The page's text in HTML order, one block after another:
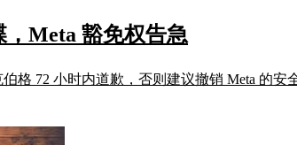
，Meta 豁免权告急
格 72 小时内道歉，否则建议撤销 Meta 的